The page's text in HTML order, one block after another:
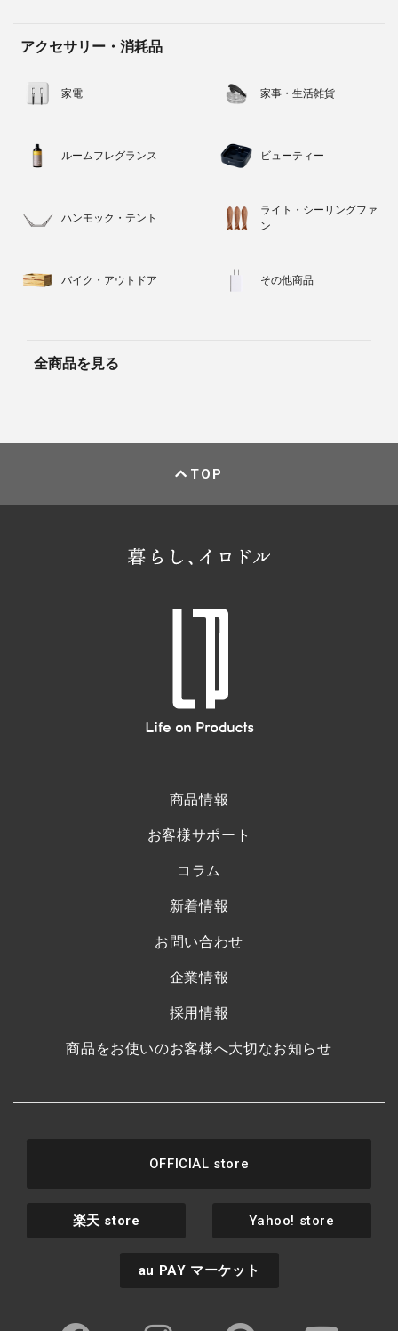
アクセサリー・消耗品
家電 家事・生活雑貨
ルームフレグランス ビューティー
ハンモック・テント
ライト・シーリングファ
ン
バイク・アウトドア その他商品
全商品を見る
TOP
商品情報
お客様サポート
コラム
新着情報
お問い合わせ
企業情報
採用情報
商品をお使いのお客様へ大切なお知らせ
OFFICIAL store
楽天 store Yahoo! store
au PAY マーケット